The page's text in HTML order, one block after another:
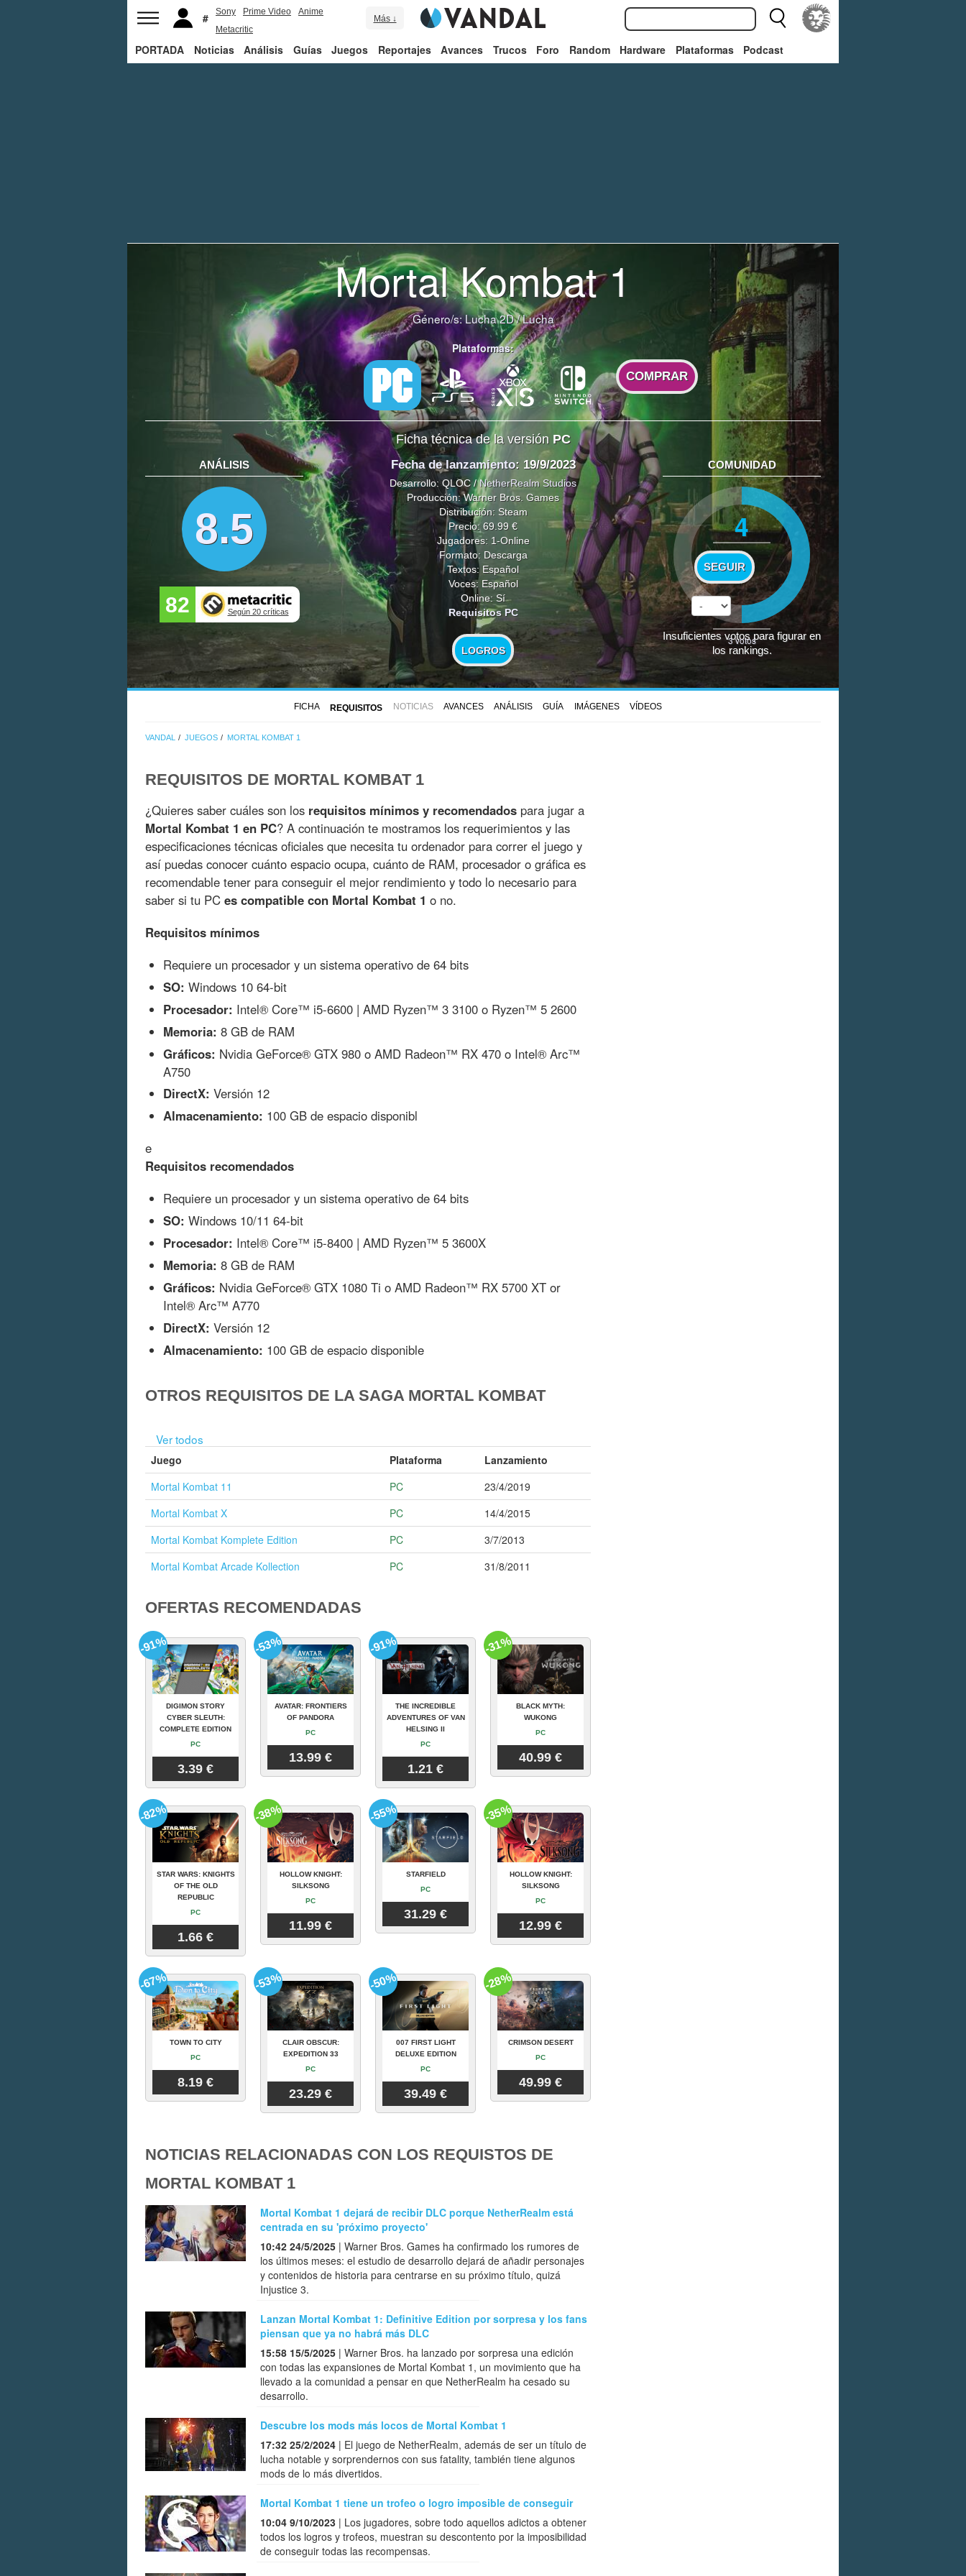
Sony Prime Video
Anime
Metacritic
Más ↓
PORTADA Noticias Análisis Guías Juegos Reportajes Avances Trucos Foro Random Hardware Plataformas Podcast
Mortal Kombat 1
Género/s:Lucha 2D/Lucha
Plataformas:
COMPRAR
Ficha técnica de la versión PC
ANÁLISIS
8.5
82 Según 20 críticas
Fecha de lanzamiento: 19/9/2023
Desarrollo: QLOC /NetherRealm Studios
Producción: Warner Bros. Games
Distribución: Steam
Precio: 69.99 €
Jugadores: 1-Online
Formato: Descarga
Textos: Español
Voces: Español
Online: Sí
Requisitos PC
LOGROS
COMUNIDAD
4
SEGUIR
3votos
Insuficientes votos para figurar en
los rankings.
FICHA REQUISITOS NOTICIAS AVANCES ANÁLISIS GUÍA IMÁGENES VÍDEOS
VANDAL JUEGOS MORTAL KOMBAT 1
REQUISITOS DE MORTAL KOMBAT 1
¿Quieres saber cuáles son los requisitos mínimos y recomendados para jugar a
Mortal Kombat 1 en PC? A continuación te mostramos los requerimientos y las
especificaciones técnicas oficiales que necesita tu ordenador para correr el juego y
así puedas conocer cuánto espacio ocupa, cuánto de RAM, procesador o gráfica es
recomendable tener para conseguir el mejor rendimiento y todo lo necesario para
saber si tu PC es compatible con Mortal Kombat 1 o no.
Requisitos mínimos
Requiere un procesador y un sistema operativo de 64 bits
SO: Windows 10 64-bit
Procesador: Intel® Core™ i5-6600 | AMD Ryzen™ 3 3100 o Ryzen™ 5 2600
Memoria: 8 GB de RAM
Gráficos: Nvidia GeForce® GTX 980 o AMD Radeon™ RX 470 o Intel® Arc™
A750
DirectX: Versión 12
Almacenamiento: 100 GB de espacio disponibl
e
Requisitos recomendados
Requiere un procesador y un sistema operativo de 64 bits
SO: Windows 10/11 64-bit
Procesador: Intel® Core™ i5-8400 | AMD Ryzen™ 5 3600X
Memoria: 8 GB de RAM
Gráficos: Nvidia GeForce® GTX 1080 Ti o AMD Radeon™ RX 5700 XT or
Intel® Arc™ A770
DirectX: Versión 12
Almacenamiento: 100 GB de espacio disponible
OTROS REQUISITOS DE LA SAGA MORTAL KOMBAT
Ver todos
Juego Plataforma
Lanzamiento
Mortal Kombat 11
PC
23/4/2019
Mortal Kombat X
PC
14/4/2015
Mortal Kombat Komplete Edition
PC
3/7/2013
Mortal Kombat Arcade Kollection
PC 31/8/2011
OFERTAS RECOMENDADAS
DIGIMON STORY
CYBER SLEUTH:
COMPLETE EDITION
PC
3.39 €
-91%
AVATAR: FRONTIERS
OF PANDORA
PC
13.99 €
-53%
THE INCREDIBLE
ADVENTURES OF VAN
HELSING II
PC
1.21 €
-91%
BLACK MYTH:
WUKONG
PC
40.99 €
-31%
STAR WARS: KNIGHTS
OF THE OLD
REPUBLIC
PC
1.66 €
-82%
HOLLOW KNIGHT:
SILKSONG
PC
11.99 €
-38%
STARFIELD
PC
31.29 €
-55%
HOLLOW KNIGHT:
SILKSONG
PC
12.99 €
-35%
TOWN TO CITY
PC
8.19 €
-67%
CLAIR OBSCUR:
EXPEDITION 33
PC
23.29 €
-53%
007 FIRST LIGHT
DELUXE EDITION
PC
39.49 €
-50%
CRIMSON DESERT
PC
49.99 €
-28%
NOTICIAS RELACIONADAS CON LOS REQUISTOS DE
MORTAL KOMBAT 1
Mortal Kombat 1 dejará de recibir DLC porque NetherRealm está
centrada en su 'próximo proyecto'
10:42 24/5/2025 | Warner Bros. Games ha confirmado los rumores de
los últimos meses: el estudio de desarrollo dejará de añadir personajes
y contenidos de historia para centrarse en su próximo título, quizá
Injustice 3.
Lanzan Mortal Kombat 1: Definitive Edition por sorpresa y los fans
piensan que ya no habrá más DLC
15:58 15/5/2025 | Warner Bros. ha lanzado por sorpresa una edición
con todas las expansiones de Mortal Kombat 1, un movimiento que ha
llevado a la comunidad a pensar en que NetherRealm ha cesado su
desarrollo.
Descubre los mods más locos de Mortal Kombat 1
17:32 25/2/2024 | El juego de NetherRealm, además de ser un título de
lucha notable y sorprendernos con sus fatality, también tiene algunos
mods de lo más divertidos.
Mortal Kombat 1 tiene un trofeo o logro imposible de conseguir
10:04 9/10/2023 | Los jugadores, sobre todo aquellos adictos a obtener
todos los logros y trofeos, muestran su descontento por la imposibilidad
de conseguir todas las recompensas.